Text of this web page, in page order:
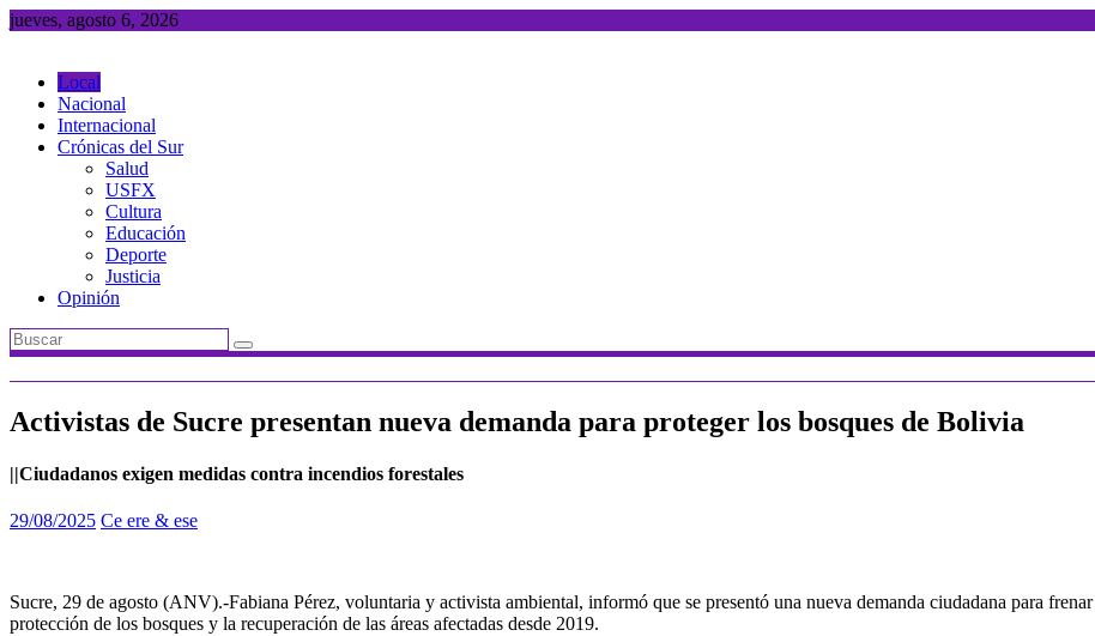
Saltar
jueves, agosto 6, 2026
Local
Nacional
Internacional
Crónicas del Sur
Salud
USFX
Cultura
Educación
Deporte
Justicia
Opinión
Activistas de Sucre presentan nueva demanda para proteger los bosques de Bolivia
||Ciudadanos exigen medidas contra incendios forestales
29/08/2025 Ce ere & ese
Sucre, 29 de agosto (ANV).-Fabiana Pérez, voluntaria y activista ambiental, informó que se presentó una nueva demanda ciudadana para
protección de los bosques y la recuperación de las áreas afectadas desde 2019.